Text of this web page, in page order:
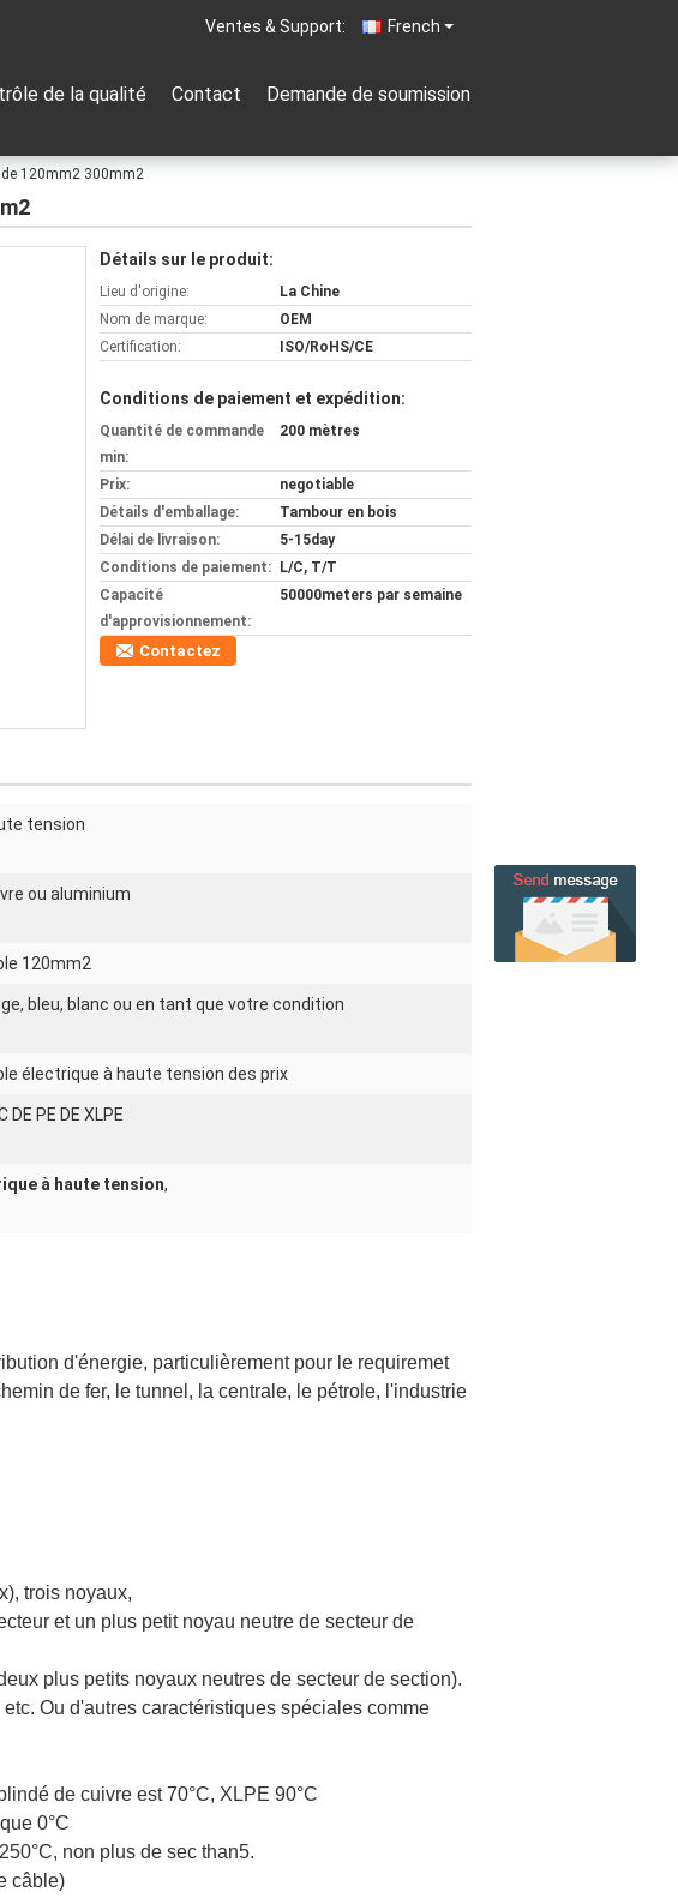
French
Ventes & Support:
de la qualité Contact Demande de soumission
de 120mm2 300mm2
Détails sur le produit:
Lieu d'origine:
La Chine
Nom de marque:
OEM
Certification:
ISO/RoHS/CE
Conditions de paiement et expédition:
Quantité de commande
min:
200 mètres
Prix:
negotiable
Détails d'emballage:
Tambour en bois
Délai de livraison:
5-15day
Conditions de paiement:
L/C, T/T
Capacité
d'approvisionnement:
50000meters par semaine
Contactez
tension
ou aluminium
120mm2
bleu, blanc ou en tant que votre condition
électrique à haute tension des prix
DE PE DE XLPE
à haute tension,
d'énergie, particulièrement pour le requiremet
de fer, le tunnel, la centrale, le pétrole, l'industrie
trois noyaux,
et un plus petit noyau neutre de secteur de
plus petits noyaux neutres de secteur de section).
Ou d'autres caractéristiques spéciales comme
de cuivre est 70°C, XLPE 90°C
0°C
non plus de sec than5.
câble)